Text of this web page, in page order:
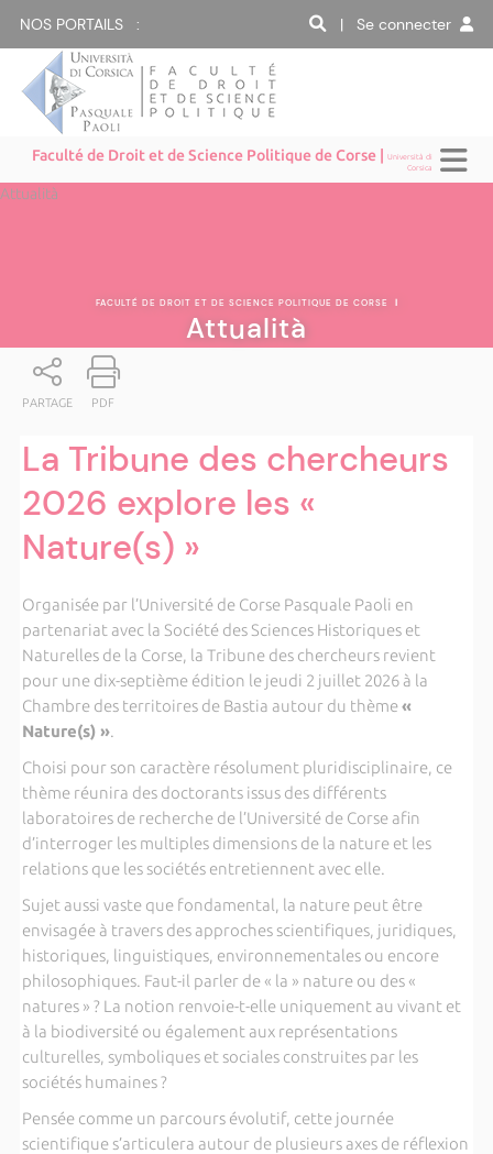
NOS PORTAILS : | Se connecter
Faculté de Droit et de Science Politique de Corse |Università di
Corsica
Attualità
FACULTÉ DE DROIT ET DE SCIENCE POLITIQUE DE CORSE |
Attualità
PARTAGE PDF
La Tribune des chercheurs
2026 explore les «
Nature(s) »
Organisée par l’Université de Corse Pasquale Paoli en
partenariat avec la Société des Sciences Historiques et
Naturelles de la Corse, la Tribune des chercheurs revient
pour une dix-septième édition le jeudi 2 juillet 2026 à la
Chambre des territoires de Bastia autour du thème«
Nature(s) ».
Choisi pour son caractère résolument pluridisciplinaire, ce
thème réunira des doctorants issus des différents
laboratoires de recherche de l’Université de Corse afin
d’interroger les multiples dimensions de la nature et les
relations que les sociétés entretiennent avec elle.
Sujet aussi vaste que fondamental, la nature peut être
envisagée à travers des approches scientifiques, juridiques,
historiques, linguistiques, environnementales ou encore
philosophiques. Faut-il parler de « la » nature ou des «
natures » ? La notion renvoie-t-elle uniquement au vivant et
à la biodiversité ou également aux représentations
culturelles, symboliques et sociales construites par les
sociétés humaines ?
Pensée comme un parcours évolutif, cette journée
scientifique s’articulera autour de plusieurs axes de réflexion